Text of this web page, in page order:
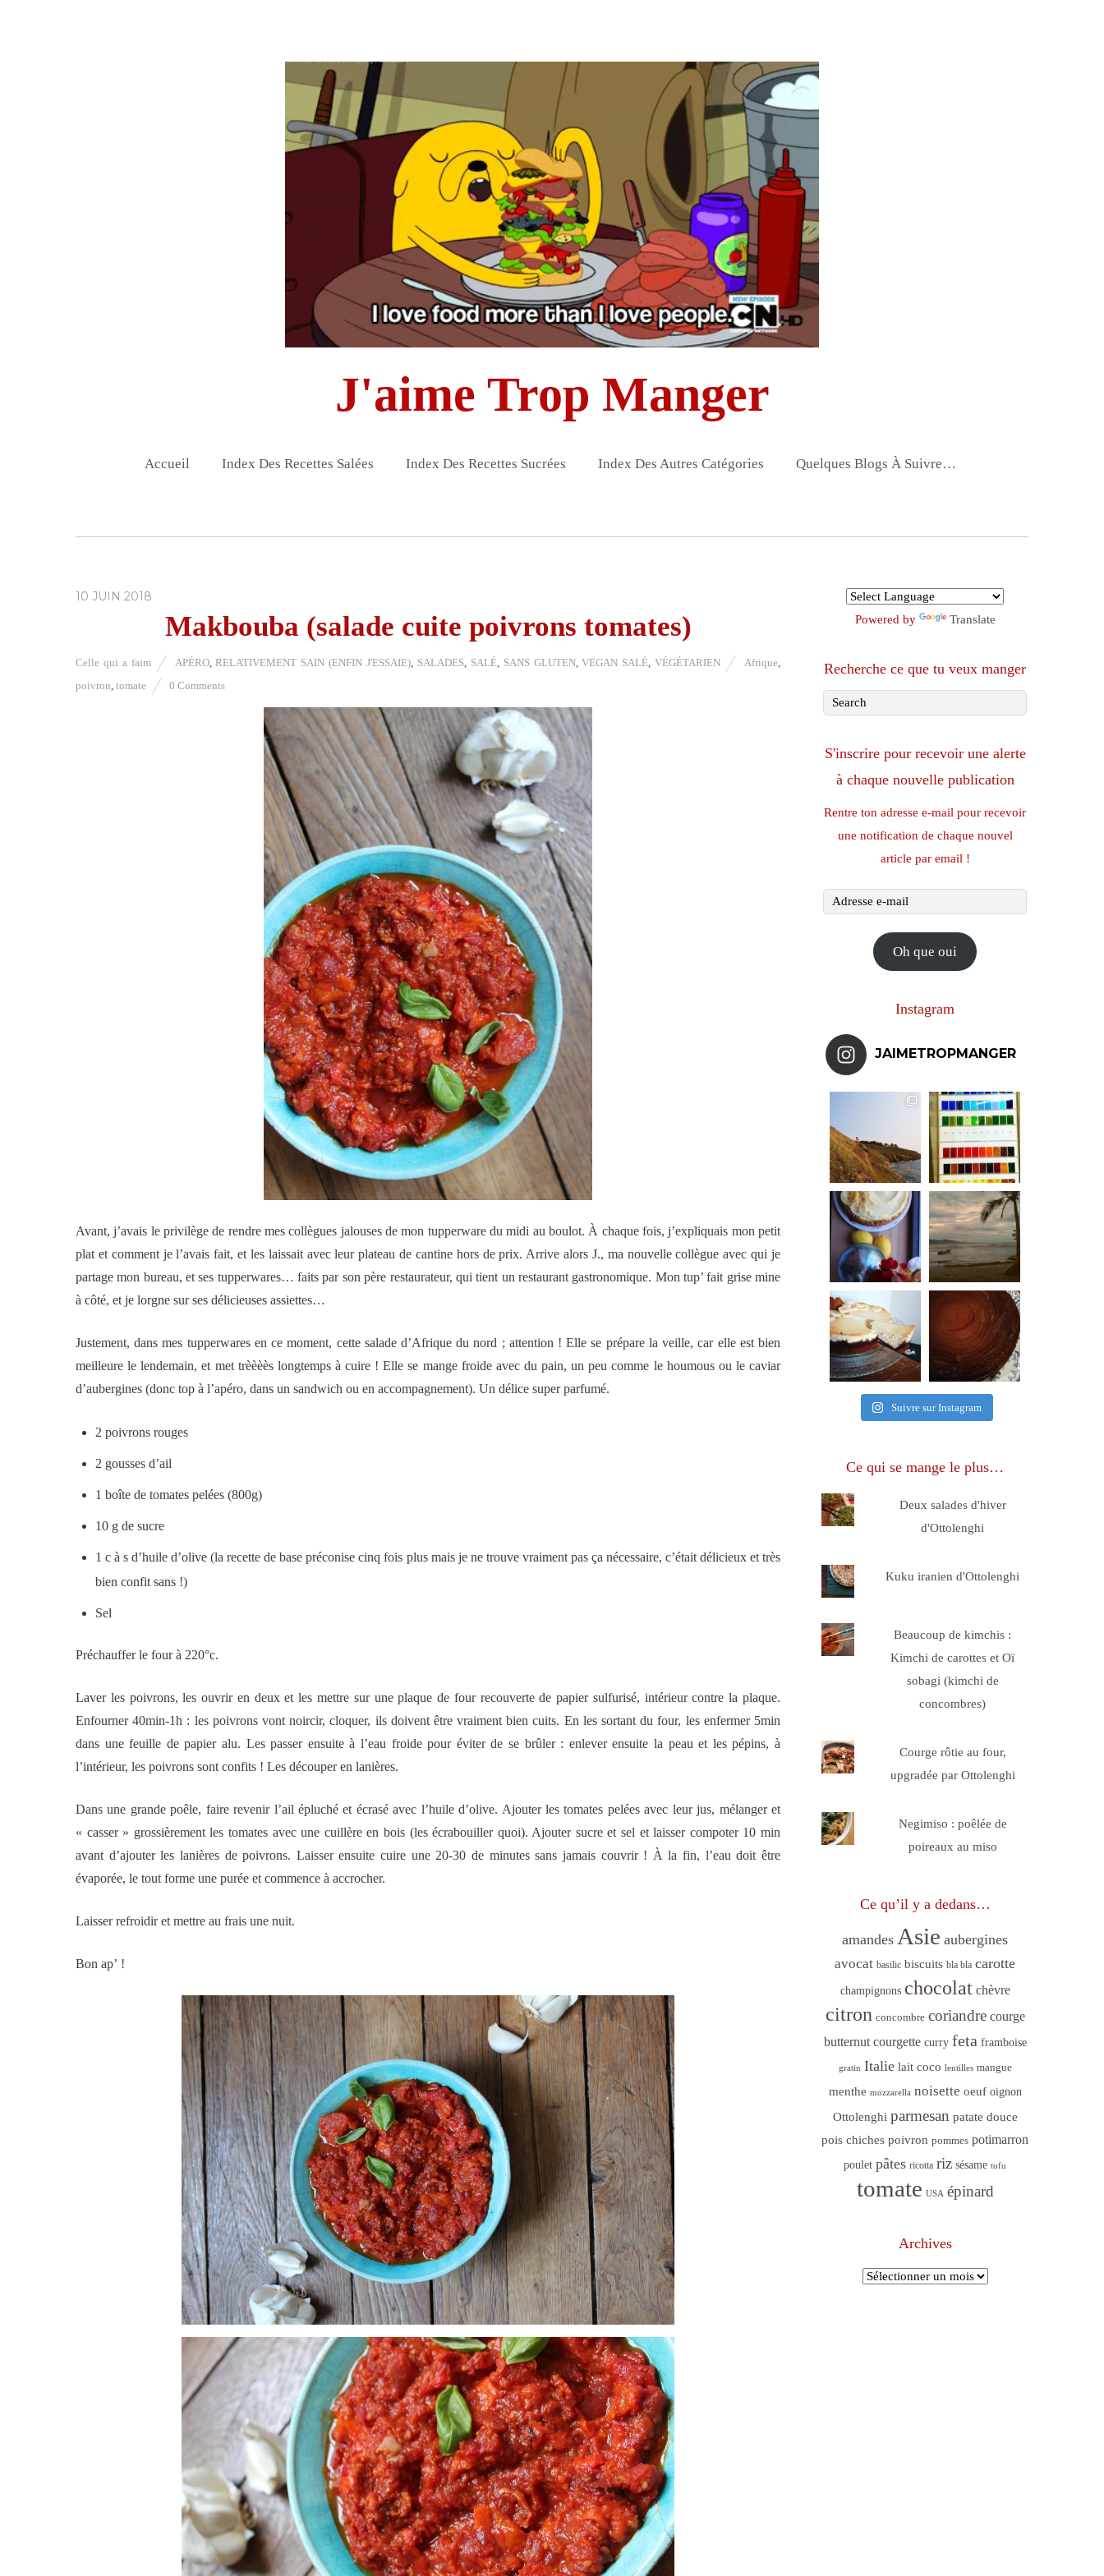
J'aime Trop Manger
Accueil Index Des Recettes Salées Index Des Recettes Sucrées Index Des Autres Catégories Quelques Blogs À Suivre…
10 JUIN 2018
Makbouba (salade cuite poivrons tomates)
Celle qui a faim APÉRO,RELATIVEMENT SAIN (ENFIN J'ESSAIE), SALADES, SALÉ, SANS GLUTEN,VEGAN SALÉ,VÉGÉTARIEN Afrique,
poivron, tomate 0 Comments
Avant, j’avais le privilège de rendre mes collègues jalouses de mon tupperware du midi au boulot. À chaque fois, j’expliquais mon petit
plat et comment je l’avais fait, et les laissait avec leur plateau de cantine hors de prix. Arrive alors J., ma nouvelle collègue avec qui je
partage mon bureau, et ses tupperwares… faits par son père restaurateur, qui tient un restaurant gastronomique. Mon tup’ fait grise mine
à côté, et je lorgne sur ses délicieuses assiettes…
Justement, dans mes tupperwares en ce moment, cette salade d’Afrique du nord ; attention ! Elle se prépare la veille, car elle est bien
meilleure le lendemain, et met trèèèès longtemps à cuire ! Elle se mange froide avec du pain, un peu comme le houmous ou le caviar
d’aubergines (donc top à l’apéro, dans un sandwich ou en accompagnement). Un délice super parfumé.
2 poivrons rouges
2 gousses d’ail
1 boîte de tomates pelées (800g)
10 g de sucre
1 c à s d’huile d’olive (la recette de base préconise cinq fois plus mais je ne trouve vraiment pas ça nécessaire, c’était délicieux et très
bien confit sans !)
Sel
Préchauffer le four à 220°c.
Laver les poivrons, les ouvrir en deux et les mettre sur une plaque de four recouverte de papier sulfurisé, intérieur contre la plaque.
Enfourner 40min-1h : les poivrons vont noircir, cloquer, ils doivent être vraiment bien cuits. En les sortant du four, les enfermer 5min
dans une feuille de papier alu. Les passer ensuite à l’eau froide pour éviter de se brûler : enlever ensuite la peau et les pépins, à
l’intérieur, les poivrons sont confits ! Les découper en lanières.
Dans une grande poêle, faire revenir l’ail épluché et écrasé avec l’huile d’olive. Ajouter les tomates pelées avec leur jus, mélanger et
« casser » grossièrement les tomates avec une cuillère en bois (les écrabouiller quoi). Ajouter sucre et sel et laisser compoter 10 min
avant d’ajouter les lanières de poivrons. Laisser ensuite cuire une 20-30 de minutes sans jamais couvrir ! À la fin, l’eau doit être
évaporée, le tout forme une purée et commence à accrocher.
Laisser refroidir et mettre au frais une nuit.
Bon ap’ !
Powered by Translate
Recherche ce que tu veux manger
S'inscrire pour recevoir une alerte
à chaque nouvelle publication
Rentre ton adresse e-mail pour recevoir
une notification de chaque nouvel
article par email !
Adresse
Oh que oui
Instagram
JAIMETROPMANGER
Suivre sur Instagram
Ce qui se mange le plus…
Deux salades d'hiver
d'Ottolenghi
Kuku iranien d'Ottolenghi
Beaucoup de kimchis :
Kimchi de carottes et Oï
sobagi (kimchi de
concombres)
Courge rôtie au four,
upgradée par Ottolenghi
Negimiso : poêlée de
poireaux au miso
Ce qu’il y a dedans…
amandes Asie aubergines
avocat basilic biscuits bla bla carotte
champignons chocolat chèvre
citron concombre coriandre courge
butternut courgette curry feta framboise
gratin Italie lait coco lentilles mangue
menthe mozzarella noisette oeuf oignon
Ottolenghi parmesan patate douce
pois chiches poivron pommes potimarron
poulet pâtes ricotta riz sésame tofu
tomate USA épinard
Archives
Archives